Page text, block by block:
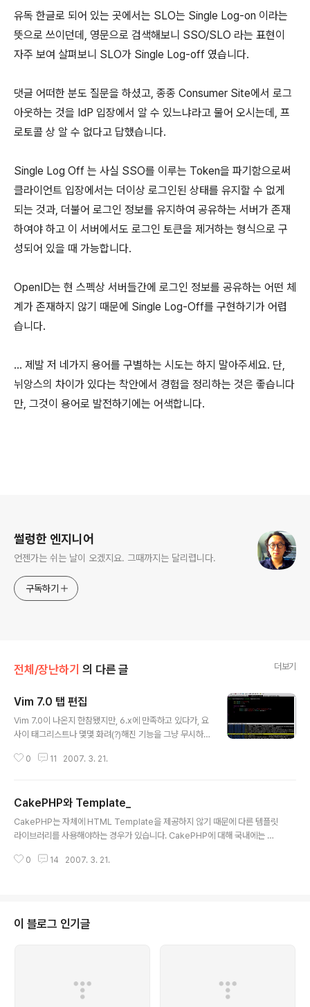
유독 한글로 되어 있는 곳에서는 SLO는 Single Log-on 이라는
뜻으로 쓰이던데, 영문으로 검색해보니 SSO/SLO 라는 표현이
자주 보여 살펴보니 SLO가 Single Log-off 였습니다.
댓글 어떠한 분도 질문을 하셨고, 종종 Consumer Site에서 로그
아웃하는 것을 IdP 입장에서 알 수 있느냐라고 물어 오시는데, 프
로토콜 상 알 수 없다고 답했습니다.
Single Log Off 는 사실 SSO를 이루는 Token을 파기함으로써
클라이언트 입장에서는 더이상 로그인된 상태를 유지할 수 없게
되는 것과, 더불어 로그인 정보를 유지하여 공유하는 서버가 존재
하여야 하고 이 서버에서도 로그인 토큰을 제거하는 형식으로 구
성되어 있을 때 가능합니다.
OpenID는 현 스펙상 서버들간에 로그인 정보를 공유하는 어떤 체
계가 존재하지 않기 때문에 Single Log-Off를 구현하기가 어렵
습니다.
... 제발 저 네가지 용어를 구별하는 시도는 하지 말아주세요. 단,
뉘앙스의 차이가 있다는 착안에서 경험을 정리하는 것은 좋습니다
만, 그것이 용어로 발전하기에는 어색합니다.
썰렁한 엔지니어
언젠가는 쉬는 날이 오겠지요. 그때까지는 달리렵니다.
구독하기
전체/장난하기 의 다른 글 더보기
Vim 7.0 탭 편집
Vim 7.0이 나온지 한참됐지만, 6.x에 만족하고 있다가, 요
사이 태그리스트나 몇몇 화려(?)해진 기능을 그냥 무시하
로 :Ex 와 :Sex 만 쓰다가 저런! LaTex 같은 것이 아니라
Se)로 만족(?)하며 살았는데 이거 뭡니까. 뒤져봤더니 gt
를 누르면 생긴 탭을 왔다 갔다 할 수 있더군요. gt : 다음창
gT : 이전창 c-w gf : 커서아래 파일이름을 새탭으로 열기
에 있는 행 표시로 이동하기 :tabnew : 빈 탭 만들기 종료
0 11 2007. 3. 21.
CakePHP와 Template_
CakePHP는 자체에 HTML Template을 제공하지 않기 때문에 다른 템플릿
라이브러리를 사용해야하는 경우가 있습니다. CakePHP에 대해 국내에는 그
더 많이 사용되는 것에 도움이 되었으면 합니다. Template 라이브러리 사용의
에서 페이지 렌더링을 위한 작업은 모두 끝났다고 보여지는 것이죠. 그런데, 이
페이지는 거의 PHP 수준이어서, 만약 ..
0 14 2007. 3. 21.
이 블로그 인기글